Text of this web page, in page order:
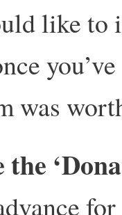
like to
was
the